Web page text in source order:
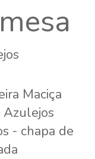
Maciça
- chapa de